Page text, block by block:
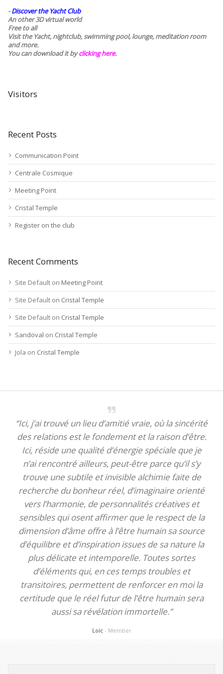
-Discover the Yacht Club
An other 3D virtual world
Free to all
Visit the Yacht, nightclub, swimming pool, lounge, meditation room
and more.
You can download it byclicking here.
Visitors
Recent Posts
Communication Point
Centrale Cosmique
Meeting Point
Cristal Temple
Register on the club
Recent Comments
Site Default on Meeting Point
Site Default on Cristal Temple
Site Default on Cristal Temple
Sandoval on Cristal Temple
Jola on Cristal Temple
“Ici, j’ai trouvé un lieu d’amitié vraie, où la sincérité
des relations est le fondement et la raison d’être.
Ici, réside une qualité d’énergie spéciale que je
n’ai rencontré ailleurs, peut-être parce qu’il s’y
trouve une subtile et invisible alchimie faite de
recherche du bonheur réel, d’imaginaire orienté
vers l’harmonie, de personnalités créatives et
sensibles qui osent affirmer que le respect de la
dimension d’âme offre à l’être humain sa source
d’équilibre et d’inspiration issues de sa nature la
plus délicate et intemporelle. Toutes sortes
d’éléments qui, en ces temps troubles et
transitoires, permettent de renforcer en moi la
certitude que le réel futur de l’être humain sera
aussi sa révélation immortelle.”
Loic - Member